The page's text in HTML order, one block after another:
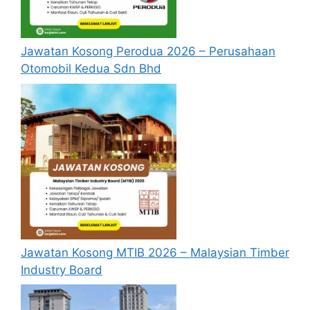
Warga Emas
RM1,650 setahun
(RM100/RM150
Bujang
Penerima STR Sahaja :
Berikut merupakan jumlah Sumbangan Asas
Rahmah kepada penerima STR sahaja :
KATEGORI
PENERIMA
JUMLAH
Jawatan Kosong Perodua 2026 – Perusahaan
Otomobil Kedua Sdn Bhd
Jawatan Kosong MTIB 2026 – Malaysian Timber
Industry Board